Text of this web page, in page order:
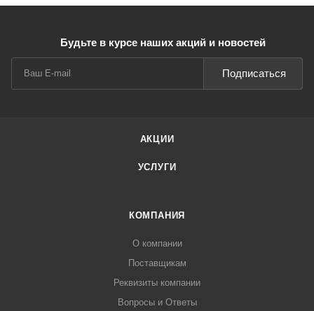
Будьте в курсе наших акций и новостей
Подписаться
АКЦИИ
УСЛУГИ
КОМПАНИЯ
О компании
Поставщикам
Реквизиты компании
Вопросы и Ответы